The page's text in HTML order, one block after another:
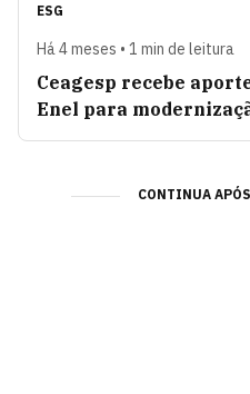
ESG
Há 4 meses • 1 min de leitura
Ceagesp recebe
Enel para
CONTINUA